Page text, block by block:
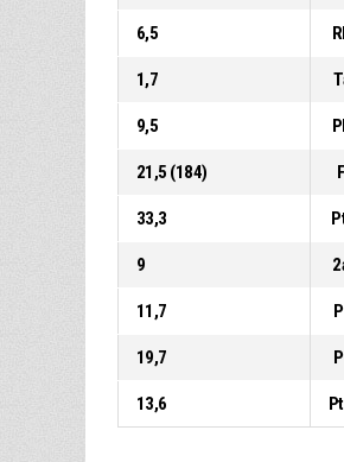
6,5
1,7
9,5
21,5 (184)
33,3
9
11,7
19,7
13,6